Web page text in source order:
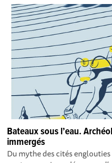
Bateaux sous l’eau.
immergés
Du mythe des cités